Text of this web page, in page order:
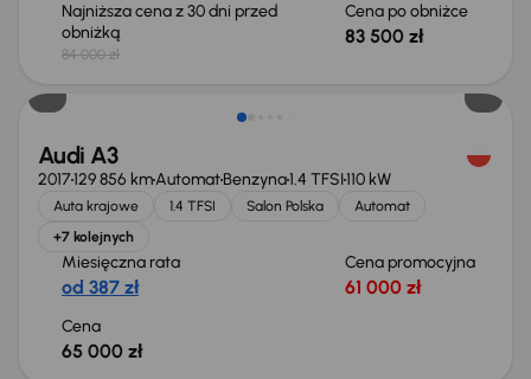
Najniższa cena z 30 dni przed
obniżką
84 000 zł
Cena po obniżce
83 500 zł
Audi A3
2017129 856 kmAutomatBenzyna1.4 TFSI110 kW
Auta krajowe 1.4 TFSI Salon Polska
Automat
+7 kolejnych
Miesięczna rata
od 387 zł
Cena promocyjna
61 000 zł
Cena
65 000 zł